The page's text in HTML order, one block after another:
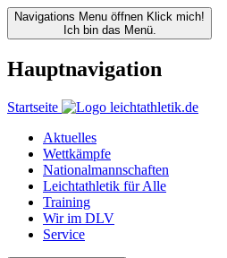
Navigations Menu öffnen Klick mich!
Ich bin das Menü.
Hauptnavigation
Startseite
Aktuelles
Wettkämpfe
Nationalmannschaften
Leichtathletik für Alle
Training
Wir im DLV
Service